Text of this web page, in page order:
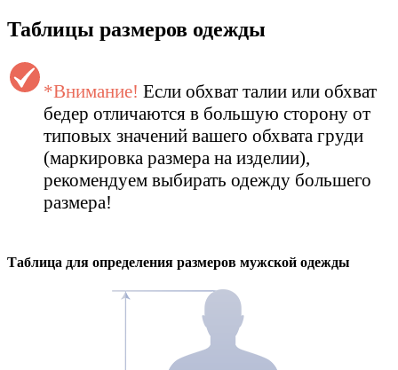
Таблицы размеров одежды
*Внимание! Если обхват талии или обхват
бедер отличаются в большую сторону от
типовых значений вашего обхвата груди
(маркировка размера на изделии),
рекомендуем выбирать одежду большего
размера!
Таблица для определения размеров мужской одежды